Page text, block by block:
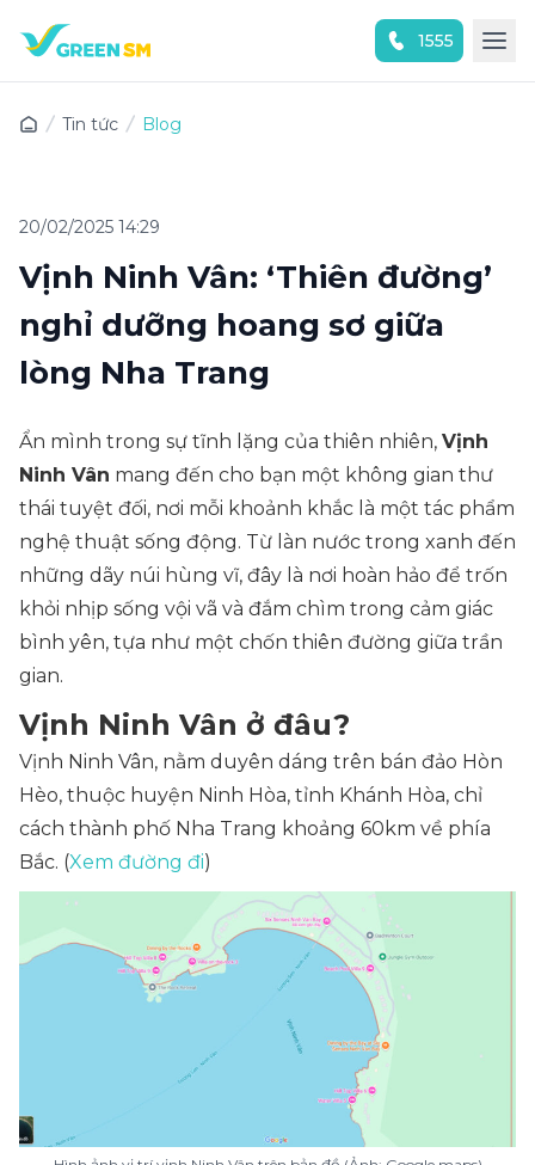
1555
Tin tức Blog
20/02/2025 14:29
Vịnh Ninh Vân: ‘Thiên đường’
nghỉ dưỡng hoang sơ giữa
lòng Nha Trang
Ẩn mình trong sự tĩnh lặng của thiên nhiên, Vịnh
Ninh Vân mang đến cho bạn một không gian thư
thái tuyệt đối, nơi mỗi khoảnh khắc là một tác phẩm
nghệ thuật sống động. Từ làn nước trong xanh đến
những dãy núi hùng vĩ, đây là nơi hoàn hảo để trốn
khỏi nhịp sống vội vã và đắm chìm trong cảm giác
bình yên, tựa như một chốn thiên đường giữa trần
gian.
Vịnh Ninh Vân ở đâu?
Vịnh Ninh Vân, nằm duyên dáng trên bán đảo Hòn
Hèo, thuộc huyện Ninh Hòa, tỉnh Khánh Hòa, chỉ
cách thành phố Nha Trang khoảng 60km về phía
Bắc. (Xem đường đi)